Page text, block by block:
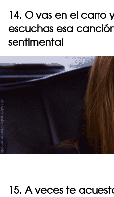
14. O vas en el carro
escuchas esa
sentimental
15. A veces te